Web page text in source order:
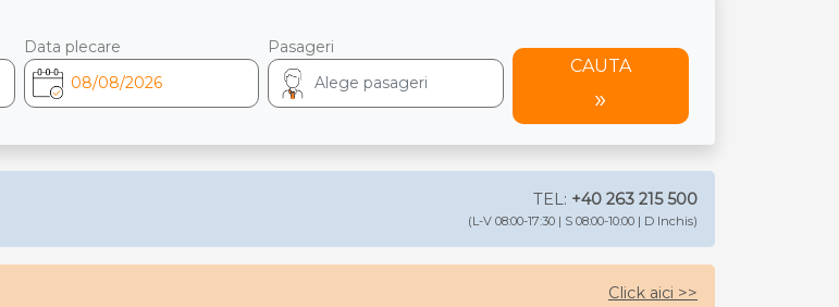
Data plecare Pasageri
CAUTA
TEL: +40 263 215 500
(L-V 08:00-17:30 | S 08:00-10:00 | D Inchis)
Click aici >>